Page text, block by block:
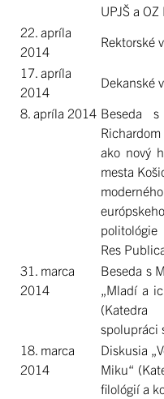
UPJŠ a
22. apríla
2014
Rektorské
17. apríla
2014
Dekanské
8. apríla 2014 Beseda
ako nový
mesta
Res
31. marca
2014
Beseda s
„Mladí a
spolupráci
18. marca
2014
Diskusia
Miku“
filológií a